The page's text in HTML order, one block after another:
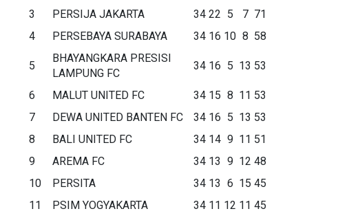
3
PERSIJA JAKARTA 34 22 5 7 71
4
PERSEBAYA SURABAYA 34 16 10 8 58
5
BHAYANGKARA PRESISI
LAMPUNG FC
34 16 5 13 53
6 MALUT UNITED FC 34 15 8 11 53
7
DEWA UNITED BANTEN FC 34 16 5 13 53
8
BALI UNITED FC 34 14 9 11 51
9
AREMA FC 34 13 9 12 48
10
PERSITA 34 13 6 15 45
11
PSIM YOGYAKARTA 34 11 12 11 45